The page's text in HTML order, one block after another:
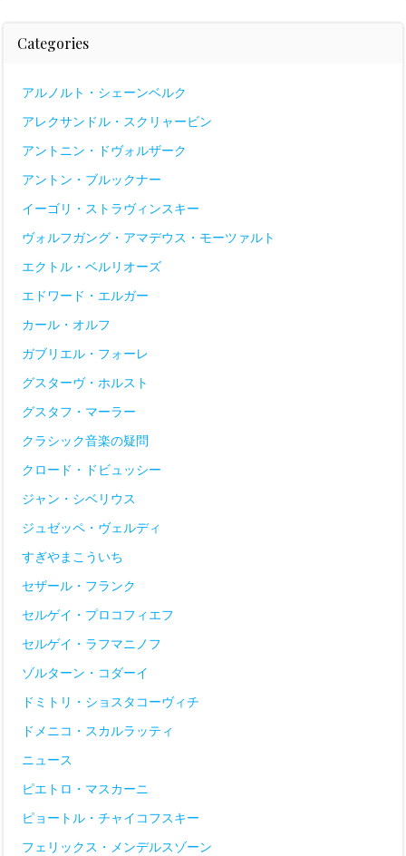
Categories
アルノルト・シェーンベルク
アレクサンドル・スクリャービン
アントニン・ドヴォルザーク
アントン・ブルックナー
イーゴリ・ストラヴィンスキー
ヴォルフガング・アマデウス・モーツァルト
エクトル・ベルリオーズ
エドワード・エルガー
カール・オルフ
ガブリエル・フォーレ
グスターヴ・ホルスト
グスタフ・マーラー
クラシック音楽の疑問
クロード・ドビュッシー
ジャン・シベリウス
ジュゼッペ・ヴェルディ
すぎやまこういち
セザール・フランク
セルゲイ・プロコフィエフ
セルゲイ・ラフマニノフ
ゾルターン・コダーイ
ドミトリ・ショスタコーヴィチ
ドメニコ・スカルラッティ
ニュース
ピエトロ・マスカーニ
ピョートル・チャイコフスキー
フェリックス・メンデルスゾーン